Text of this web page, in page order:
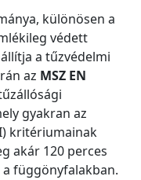
különösen a
védett
a tűzvédelmi
az MSZ EN
gyakran az
kritériumainak
akár 120 perces
függönyfalakban.